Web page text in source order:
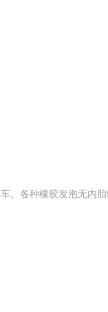
、各种橡胶发泡无内